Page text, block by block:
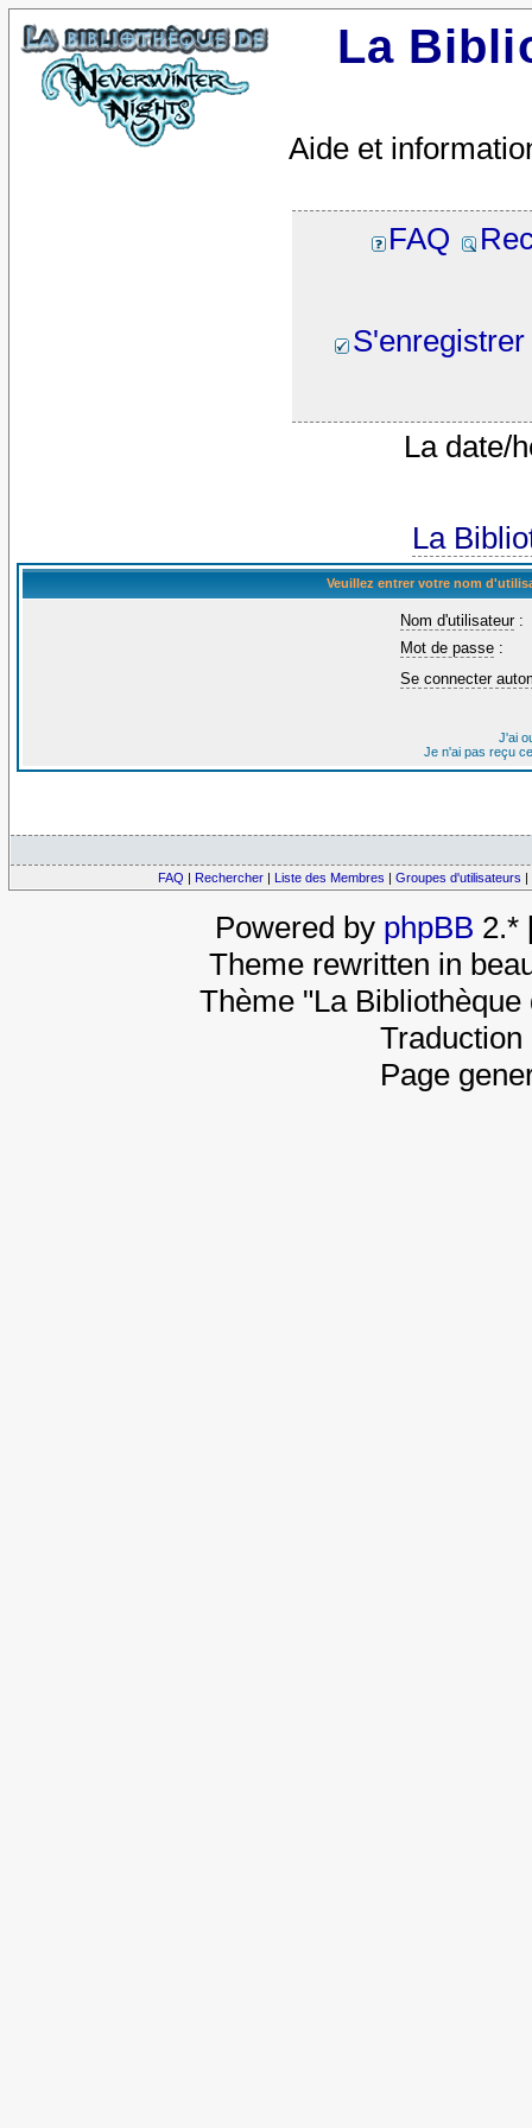
La
Aide et
FAQ
S'enregistrer
La date/
La
Veuillez entrer votre nom
Nom d'utilisateur:
Mot de passe :
Se connecter
J'ai
Je n'ai pas reçu
FAQ | Rechercher | Liste des Membres | Groupes d'utilisateurs |
Powered by phpBB 2.*
Theme rewritten in
Thème "La
Page